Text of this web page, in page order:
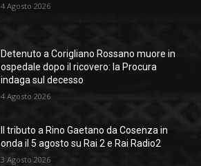
4 Agosto 2026
Detenuto a Corigliano Rossano muore in
ospedale dopo il ricovero: la Procura
indaga sul decesso
4 Agosto 2026
Il tributo a Rino Gaetano da Cosenza in
onda il 5 agosto su Rai 2 e Rai Radio2
3 Agosto 2026